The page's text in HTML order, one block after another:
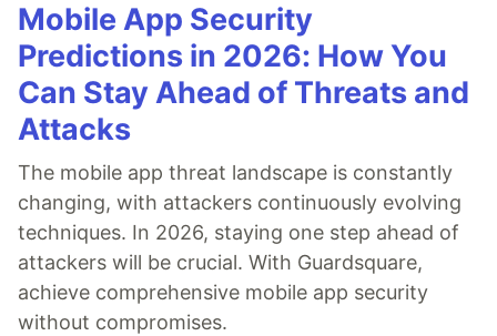
Mobile App Security
Predictions in 2026: How You
Can Stay Ahead of Threats and
Attacks
The mobile app threat landscape is constantly
changing, with attackers continuously evolving
techniques. In 2026, staying one step ahead of
attackers will be crucial. With Guardsquare,
achieve comprehensive mobile app security
without compromises.